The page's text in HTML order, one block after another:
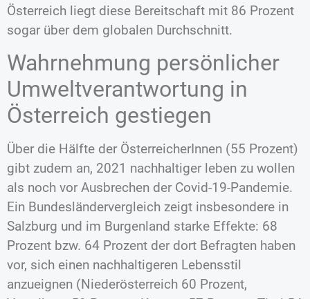
Österreich liegt diese Bereitschaft mit 86 Prozent
sogar über dem globalen Durchschnitt.
Wahrnehmung persönlicher
Umweltverantwortung in
Österreich gestiegen
Über die Hälfte der ÖsterreicherInnen (55 Prozent)
gibt zudem an, 2021 nachhaltiger leben zu wollen
als noch vor Ausbrechen der Covid-19-Pandemie.
Ein Bundesländervergleich zeigt insbesondere in
Salzburg und im Burgenland starke Effekte: 68
Prozent bzw. 64 Prozent der dort Befragten haben
vor, sich einen nachhaltigeren Lebensstil
anzueignen (Niederösterreich 60 Prozent,